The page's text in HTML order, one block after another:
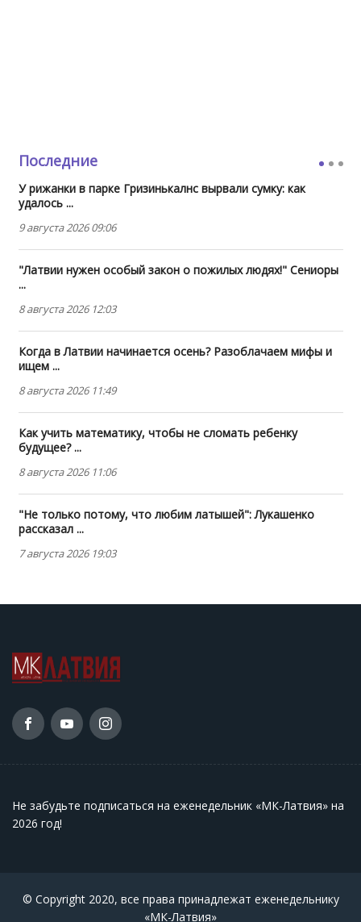
Последние
У рижанки в парке Гризинькалнс вырвали сумку: как
удалось ...
9 августа 2026 09:06
"Латвии нужен особый закон о пожилых людях!" Сениоры
...
8 августа 2026 12:03
Когда в Латвии начинается осень? Разоблачаем мифы и
ищем ...
8 августа 2026 11:49
Как учить математику, чтобы не сломать ребенку
будущее? ...
8 августа 2026 11:06
"Не только потому, что любим латышей": Лукашенко
рассказал ...
7 августа 2026 19:03
Не забудьте подписаться на еженедельник «МК-Латвия» на
2026 год!
© Copyright 2020, все права принадлежат еженедельнику
«МК-Латвия»